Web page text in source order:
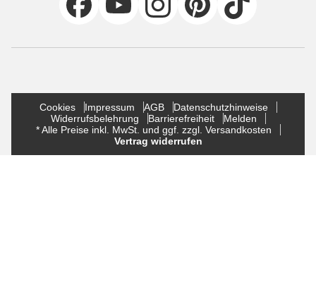
Cookies Impressum AGB
Datenschutzhinweise
Widerrufsbelehrung
Barrierefreiheit
Melden
* Alle Preise inkl. MwSt. und ggf. zzgl. Versandkosten
Vertrag widerrufen